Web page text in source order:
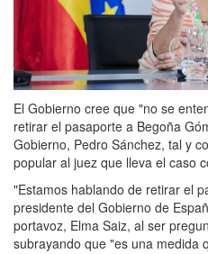
El Gobierno cree que "no se
retirar el pasaporte a Begoña
Gobierno, Pedro Sánchez, tal y
popular al juez que lleva el caso
"Estamos hablando de retirar el
presidente del Gobierno de
portavoz, Elma Saiz, al ser
subrayando que "es una medida